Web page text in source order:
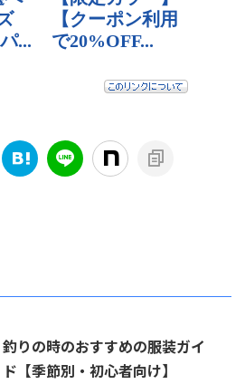
釣りの時のおすすめの服装ガイ
ド【季節別・初心者向け】